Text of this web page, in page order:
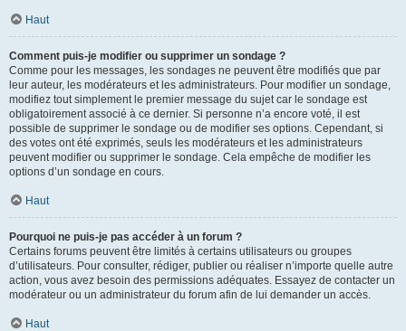
Haut
Comment puis-je modifier ou supprimer un sondage ?
Comme pour les messages, les sondages ne peuvent être modifiés que par
leur auteur, les modérateurs et les administrateurs. Pour modifier un sondage,
modifiez tout simplement le premier message du sujet car le sondage est
obligatoirement associé à ce dernier. Si personne n’a encore voté, il est
possible de supprimer le sondage ou de modifier ses options. Cependant, si
des votes ont été exprimés, seuls les modérateurs et les administrateurs
peuvent modifier ou supprimer le sondage. Cela empêche de modifier les
options d’un sondage en cours.
Haut
Pourquoi ne puis-je pas accéder à un forum ?
Certains forums peuvent être limités à certains utilisateurs ou groupes
d’utilisateurs. Pour consulter, rédiger, publier ou réaliser n’importe quelle autre
action, vous avez besoin des permissions adéquates. Essayez de contacter un
modérateur ou un administrateur du forum afin de lui demander un accès.
Haut